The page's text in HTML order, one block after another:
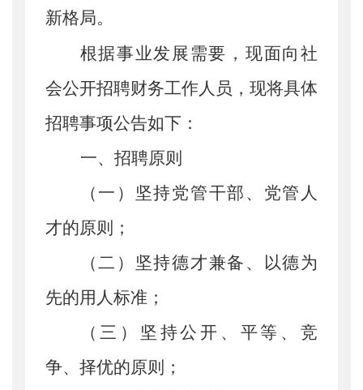
新格局。
根据事业发展需要 ， 现面向社
会公开招聘财务工作人员 ， 现将具体
招聘事项公告如下：
一、招聘原则
（ 一 ） 坚持党管干部、党管人
才的原则；
（二 ） 坚持德才兼备、以德为
先的用人标准；
（三 ） 坚持公开、平等、竞
争、择优的原则；